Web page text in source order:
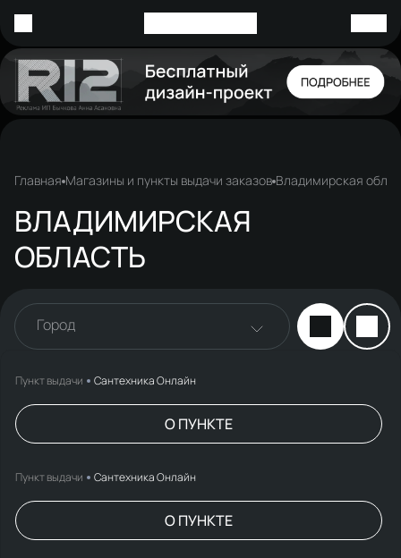
Главная Магазины и пункты выдачи заказов Владимирская
ВЛАДИМИРСКАЯ
ОБЛАСТЬ
Город
Пункт выдачи Сантехника Онлайн
О ПУНКТЕ
Пункт выдачи Сантехника Онлайн
О ПУНКТЕ